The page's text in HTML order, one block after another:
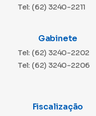
Tel: (62) 3240-2211
Gabinete
Tel: (62) 3240-2202
Tel: (62) 3240-2206
Fiscalização